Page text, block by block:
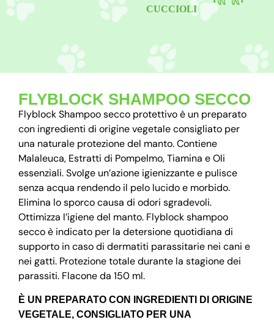
CUCCIOLI
FLYBLOCK SHAMPOO SECCO
Flyblock Shampoo secco protettivo è un preparato
con ingredienti di origine vegetale consigliato per
una naturale protezione del manto. Contiene
Malaleuca, Estratti di Pompelmo, Tiamina e Oli
essenziali. Svolge un’azione igienizzante e pulisce
senza acqua rendendo il pelo lucido e morbido.
Elimina lo sporco causa di odori sgradevoli.
Ottimizza l’igiene del manto. Flyblock shampoo
secco è indicato per la detersione quotidiana di
supporto in caso di dermatiti parassitarie nei cani e
nei gatti. Protezione totale durante la stagione dei
parassiti. Flacone da 150 ml.
È UN PREPARATO CON INGREDIENTI DI ORIGINE
VEGETALE, CONSIGLIATO PER UNA